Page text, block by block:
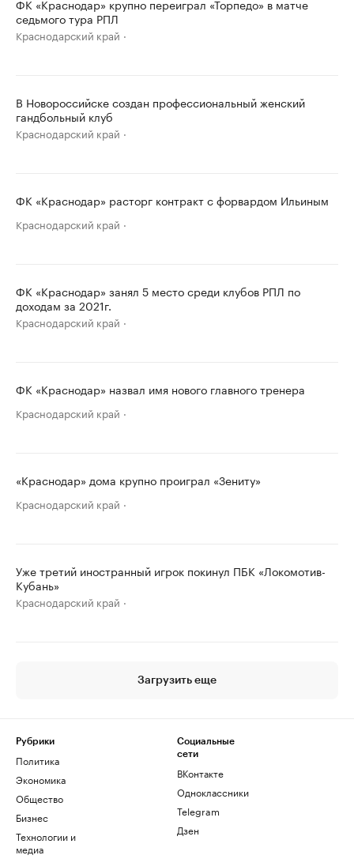
ФК «Краснодар» крупно переиграл «Торпедо» в матче
седьмого тура РПЛ
Краснодарский край
В Новороссийске создан профессиональный женский
гандбольный клуб
Краснодарский край
ФК «Краснодар» расторг контракт с форвардом Ильиным
Краснодарский край
ФК «Краснодар» занял 5 место среди клубов РПЛ по
доходам за 2021г.
Краснодарский край
ФК «Краснодар» назвал имя нового главного тренера
Краснодарский край
«Краснодар» дома крупно проиграл «Зениту»
Краснодарский край
Уже третий иностранный игрок покинул ПБК «Локомотив-
Кубань»
Краснодарский край
Загрузить еще
Рубрики
Политика
Экономика
Общество
Бизнес
Технологии и
медиа
Социальные
сети
ВКонтакте
Одноклассники
Telegram
Дзен